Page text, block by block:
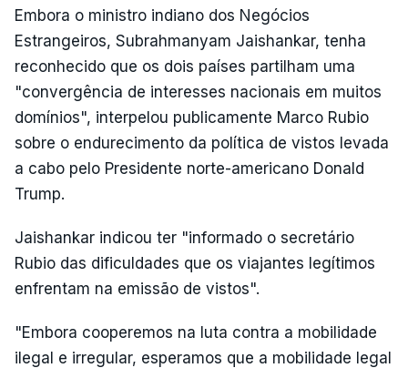
Embora o ministro indiano dos Negócios
Estrangeiros, Subrahmanyam Jaishankar, tenha
reconhecido que os dois países partilham uma
"convergência de interesses nacionais em muitos
domínios", interpelou publicamente Marco Rubio
sobre o endurecimento da política de vistos levada
a cabo pelo Presidente norte-americano Donald
Trump.
Jaishankar indicou ter "informado o secretário
Rubio das dificuldades que os viajantes legítimos
enfrentam na emissão de vistos".
"Embora cooperemos na luta contra a mobilidade
ilegal e irregular, esperamos que a mobilidade legal